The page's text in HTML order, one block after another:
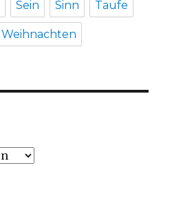
Sein Sinn Taufe
Weihnachten